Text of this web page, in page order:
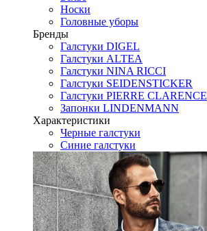
Носки
Головные уборы
Бренды
Галстуки DIGEL
Галстуки ALTEA
Галстуки NINA RICCI
Галстуки SEIDENSTICKER
Галстуки PIERRE CLARENCE
Запонки LINDENMANN
Характеристики
Черные галстуки
Синие галстуки